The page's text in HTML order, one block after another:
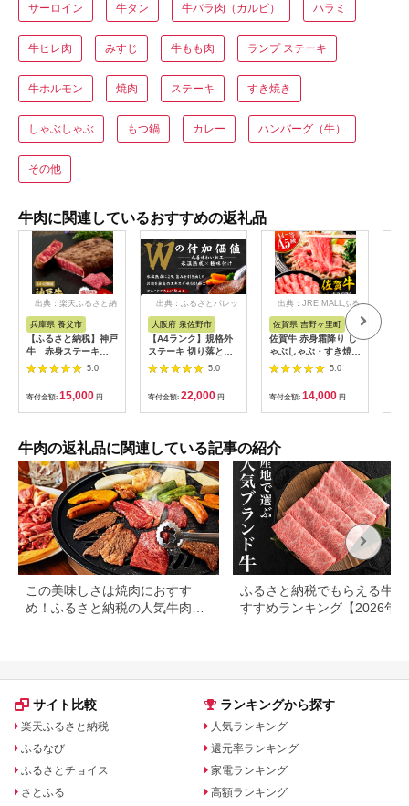
サーロイン 牛タン 牛バラ肉（カルビ） ハラミ
牛ヒレ肉 みすじ 牛もも肉 ランプ ステーキ
牛ホルモン 焼肉 ステーキ すき焼き
しゃぶしゃぶ もつ鍋 カレー ハンバーグ（牛）
その他
牛肉に関連しているおすすめの返礼品
出典：楽天ふるさと納
兵庫県 養父市
【ふるさと納税】神戸
牛 赤身ステーキ
(200g/300g/400g/55
0g/1200g)_ 神戸牛 神
戸ビーフ 黒毛和牛 ス
テーキ 赤身肉 牛肉 和
牛 ブランド牛 高級肉
プレゼント 焼肉 グル
メ 送料無料 【配送不
可地域：離島】
【G1440980】
5.0
寄付金額: 15,000 円
出典：ふるさとパレッ
大阪府 泉佐野市
【A4ランク】規格外
ステーキ 切り落とし
800g【スピード発送
黒毛和牛 リブロース
サーロイン 訳あり サ
イズ不揃い すてーき
氷温熟成×極味付け】
5.0
寄付金額: 22,000 円
出典：JRE MALLふる
さと納税
佐賀県 吉野ヶ里町
佐賀牛 赤身霜降り し
ゃぶしゃぶ・すき焼き
用 600g 吉野ヶ里町
5.0
寄付金額: 14,000 円
牛肉の返礼品に関連している記事の紹介
この美味しさは焼肉におすす
め！ふるさと納税の人気牛肉還
ふるさと納税でもらえる牛肉
すすめランキング【2026年
サイト比較
楽天ふるさと納税
ふるなび
ふるさとチョイス
さとふる
ランキングから探す
人気ランキング
還元率ランキング
家電ランキング
高額ランキング